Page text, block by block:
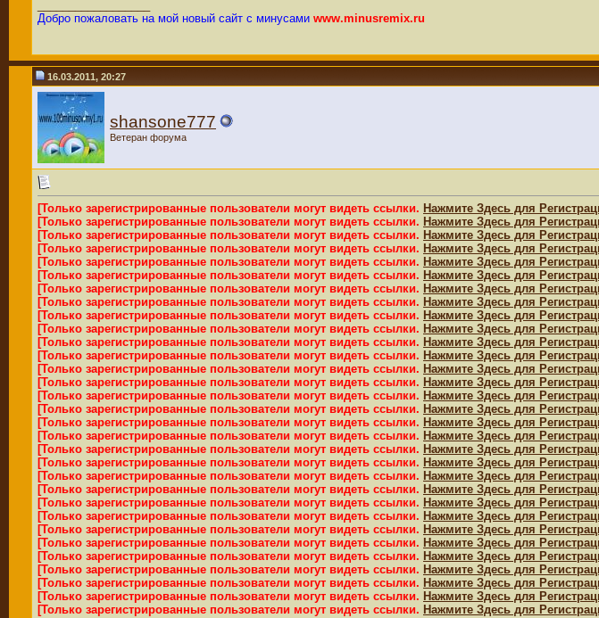
Добро пожаловать на мой новый сайт с минусами www.minusremix.ru
16.03.2011, 20:27
shansone777
Ветеран форума
[Только зарегистрированные пользователи могут видеть ссылки. Нажмите Здесь для
[Только зарегистрированные пользователи могут видеть ссылки. Нажмите Здесь для
[Только зарегистрированные пользователи могут видеть ссылки. Нажмите Здесь для
[Только зарегистрированные пользователи могут видеть ссылки. Нажмите Здесь для
[Только зарегистрированные пользователи могут видеть ссылки. Нажмите Здесь для
[Только зарегистрированные пользователи могут видеть ссылки. Нажмите Здесь для
[Только зарегистрированные пользователи могут видеть ссылки. Нажмите Здесь для
[Только зарегистрированные пользователи могут видеть ссылки. Нажмите Здесь для
[Только зарегистрированные пользователи могут видеть ссылки. Нажмите Здесь для
[Только зарегистрированные пользователи могут видеть ссылки. Нажмите Здесь для
[Только зарегистрированные пользователи могут видеть ссылки. Нажмите Здесь для
[Только зарегистрированные пользователи могут видеть ссылки. Нажмите Здесь для
[Только зарегистрированные пользователи могут видеть ссылки. Нажмите Здесь для
[Только зарегистрированные пользователи могут видеть ссылки. Нажмите Здесь для
[Только зарегистрированные пользователи могут видеть ссылки. Нажмите Здесь для
[Только зарегистрированные пользователи могут видеть ссылки. Нажмите Здесь для
[Только зарегистрированные пользователи могут видеть ссылки. Нажмите Здесь для
[Только зарегистрированные пользователи могут видеть ссылки. Нажмите Здесь для
[Только зарегистрированные пользователи могут видеть ссылки. Нажмите Здесь для
[Только зарегистрированные пользователи могут видеть ссылки. Нажмите Здесь для
[Только зарегистрированные пользователи могут видеть ссылки. Нажмите Здесь для
[Только зарегистрированные пользователи могут видеть ссылки. Нажмите Здесь для
[Только зарегистрированные пользователи могут видеть ссылки. Нажмите Здесь для
[Только зарегистрированные пользователи могут видеть ссылки. Нажмите Здесь для
[Только зарегистрированные пользователи могут видеть ссылки. Нажмите Здесь для
[Только зарегистрированные пользователи могут видеть ссылки. Нажмите Здесь для
[Только зарегистрированные пользователи могут видеть ссылки. Нажмите Здесь для
[Только зарегистрированные пользователи могут видеть ссылки. Нажмите Здесь для
[Только зарегистрированные пользователи могут видеть ссылки. Нажмите Здесь для
[Только зарегистрированные пользователи могут видеть ссылки. Нажмите Здесь для
[Только зарегистрированные пользователи могут видеть ссылки. Нажмите Здесь для